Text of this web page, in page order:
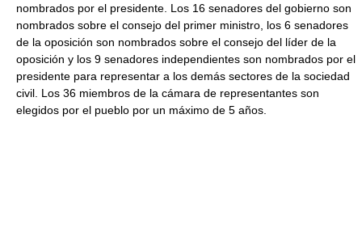
nombrados por el presidente. Los 16 senadores del gobierno son
nombrados sobre el consejo del primer ministro, los 6 senadores
de la oposición son nombrados sobre el consejo del líder de la
oposición y los 9 senadores independientes son nombrados por el
presidente para representar a los demás sectores de la sociedad
civil. Los 36 miembros de la cámara de representantes son
elegidos por el pueblo por un máximo de 5 años.